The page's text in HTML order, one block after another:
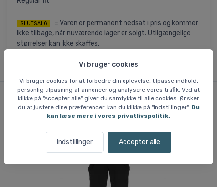
Vi bruger cookies
Vi bruger cookies for at forbedre din oplevelse, tilpasse indhold,
personlig tilpasning af annoncer og analysere vores trafik. Ved at
klikke på "Accepter alle" giver du samtykke til alle cookies. Ønsker
du at justere dine præferencer, kan du klikke på "Indstillinger". Du
kan læse mere i vores privatlivspolitik.
Indstillinger Accepter alle
SLUTSALG
= Varen er permanent nedsat i pris og kommer
ikke tilbage, når nuværende lager er solgt. Utilgængelige
størrelser kan ikke skaffes.
Lignende varer